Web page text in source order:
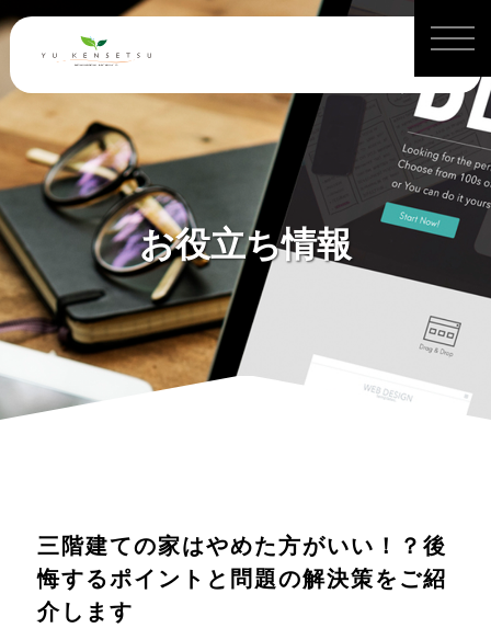
お役立ち情報
三階建ての家はやめた方がいい！？後
悔するポイントと問題の解決策をご紹
介します